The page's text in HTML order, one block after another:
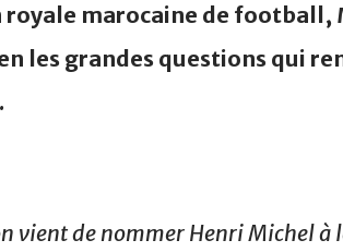
royale marocaine de football,
les grandes questions qui
vient de nommer Henri Michel à